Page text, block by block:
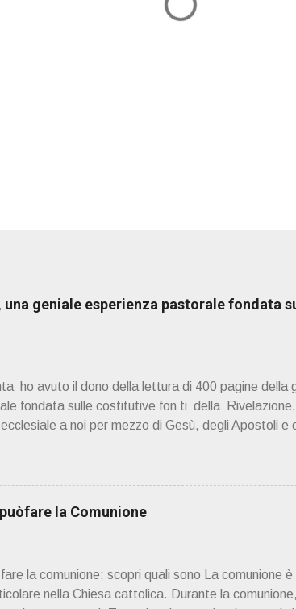
una geniale esperienza pastorale fondata
ho avuto il dono della lettura di 400 pagine della
fondata sulle costitutive fon ti della
a noi per mezzo di Gesù, degli Apostoli
suo volume " ERO "CURATO" …ora son "da
Boninsegna , per ordinazioni Via San
8824 PRESENTAZIONE R icordo che
libro di Georges Bernanos , " DIARIO DI UN
la Comunione
la comunione: scopri quali sono La comunione
nella Chiesa cattolica. Durante la